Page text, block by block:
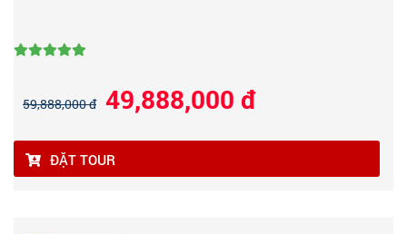
59,888,000 đ 49,888,000 đ
ĐẶT TOUR